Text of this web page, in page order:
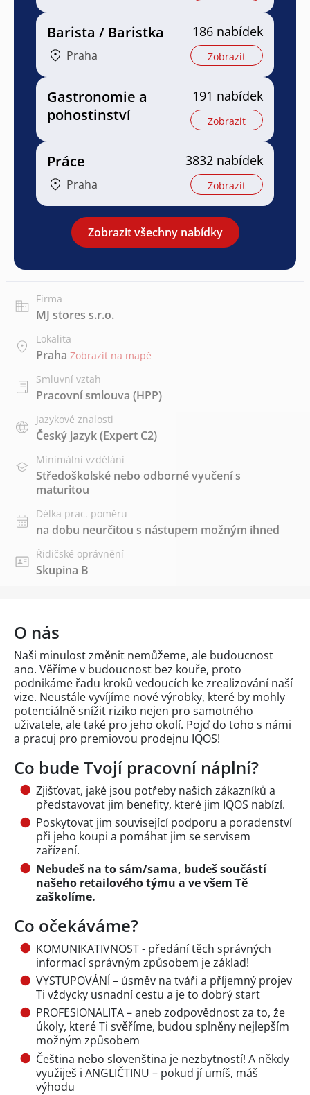
Barista / Baristka
Praha
186 nabídek
Zobrazit
Gastronomie a
pohostinství
191 nabídek
Zobrazit
Práce
Praha
3832 nabídek
Zobrazit
Zobrazit všechny nabídky
Firma
MJ stores s.r.o.
Lokalita
Praha Zobrazit na mapě
Smluvní vztah
Pracovní smlouva (HPP)
Jazykové znalosti
Český jazyk(Expert C2)
Minimální vzdělání
Středoškolské nebo odborné vyučení s
maturitou
Délka prac. poměru
na dobu neurčitou s nástupem možným ihned
Řidičské oprávnění
Skupina B
O nás
Naši minulost změnit nemůžeme, ale budoucnost
ano. Věříme v budoucnost bez kouře, proto
podnikáme řadu kroků vedoucích ke zrealizování naší
vize. Neustále vyvíjíme nové výrobky, které by mohly
potenciálně snížit riziko nejen pro samotného
uživatele, ale také pro jeho okolí. Pojď do toho s námi
a pracuj pro premiovou prodejnu IQOS!
Co bude Tvojí pracovní náplní?
Zjišťovat, jaké jsou potřeby našich zákazníků a
představovat jim benefity, které jim IQOS nabízí.
Poskytovat jim související podporu a poradenství
při jeho koupi a pomáhat jim se servisem
zařízení.
Nebudeš na to sám/sama, budeš součástí
našeho retailového týmu a ve všem Tě
zaškolíme.
Co očekáváme?
KOMUNIKATIVNOST - předání těch správných
informací správným způsobem je základ!
VYSTUPOVÁNÍ – úsměv na tváři a příjemný projev
Ti vždycky usnadní cestu a je to dobrý start
PROFESIONALITA – aneb zodpovědnost za to, že
úkoly, které Ti svěříme, budou splněny nejlepším
možným způsobem
Čeština nebo slovenština je nezbytností! A někdy
využiješ i ANGLIČTINU – pokud jí umíš, máš
výhodu